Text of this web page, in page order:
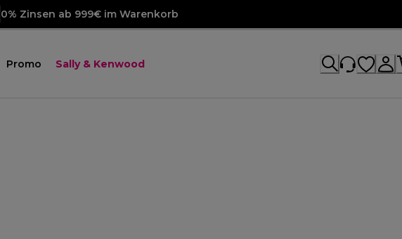
0% Zinsen ab 999€ im Warenkorb
Promo Sally & Kenwood